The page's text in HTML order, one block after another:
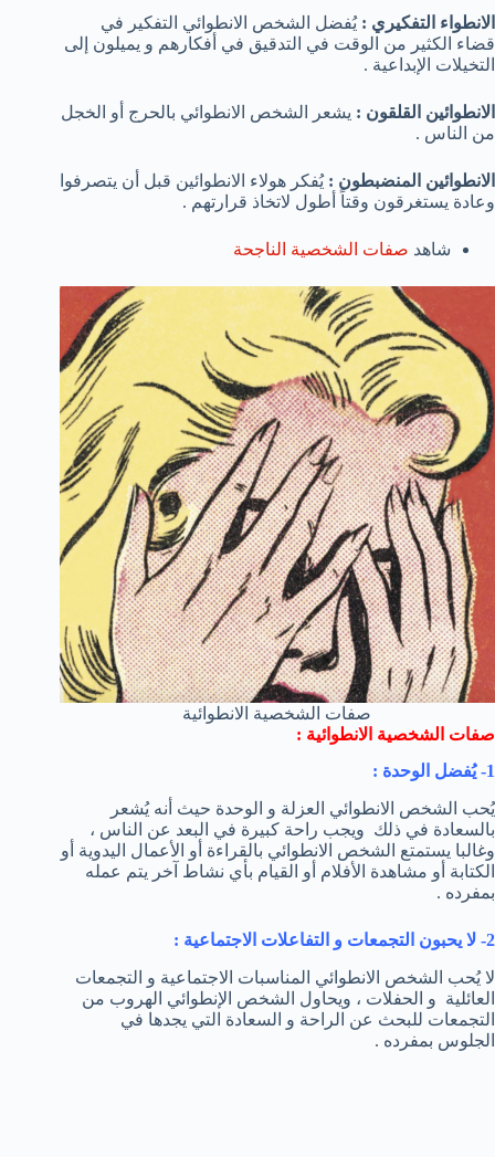
الانطواء التفكيري :يُفضل الشخص الانطوائي التفكير في
قضاء الكثير من الوقت في التدقيق في أفكارهم و يميلون إلى
التخيلات الإبداعية .
الانطوائين القلقون : يشعر الشخص الانطوائي بالحرج أو الخجل
من الناس .
الانطوائين المنضبطون :يُفكر هولاء الانطوائين قبل أن يتصرفوا
وعادة يستغرقون وقتاً أطول لاتخاذ قرارتهم .
شاهد صفات الشخصية الناجحة
صفات الشخصية الانطوائية
صفات الشخصية الانطوائية :
1- يُفضل الوحدة :
يُحب الشخص الانطوائي العزلة و الوحدة حيث أنه يُشعر
بالسعادة في ذلك ويجب راحة كبيرة في البعد عن الناس ،
وغالبا يستمتع الشخص الانطوائي بالقراءة أو الأعمال اليدوية أو
الكتابة أو مشاهدة الأفلام أو القيام بأي نشاط آخر يتم عمله
بمفرده .
2- لا يحبون التجمعات و التفاعلات الاجتماعية :
لا يُحب الشخص الانطوائي المناسبات الاجتماعية و التجمعات
العائلية و الحفلات ، ويحاول الشخص الإنطوائي الهروب من
التجمعات للبحث عن الراحة و السعادة التي يجدها في
الجلوس بمفرده .